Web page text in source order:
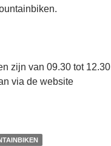
zijn van 09.30 tot 12.30
via de website